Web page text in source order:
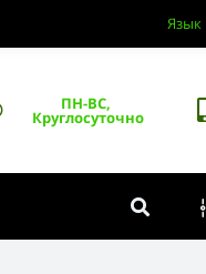
Язык
ПН-ВС,
Круглосуточно